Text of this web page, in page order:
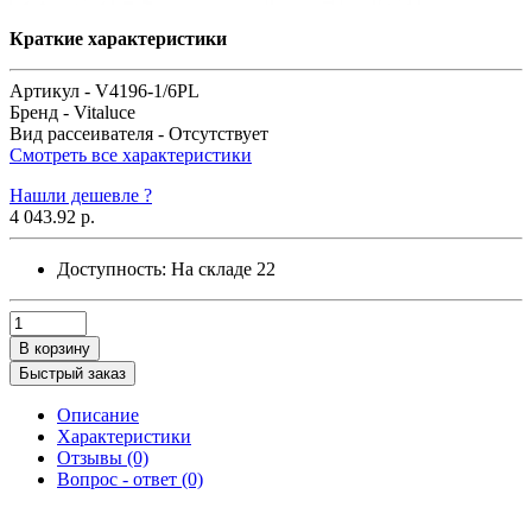
Краткие характеристики
Артикул - V4196-1/6PL
Бренд - Vitaluce
Вид рассеивателя - Отсутствует
Смотреть все характеристики
Нашли дешевле ?
4 043.92 р.
Доступность: На складе 22
В корзину
Быстрый заказ
Описание
Характеристики
Отзывы (0)
Вопрос - ответ (0)